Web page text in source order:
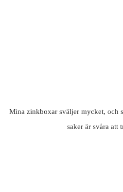
Mina zinkboxar sväljer mycket, och
saker är svåra att